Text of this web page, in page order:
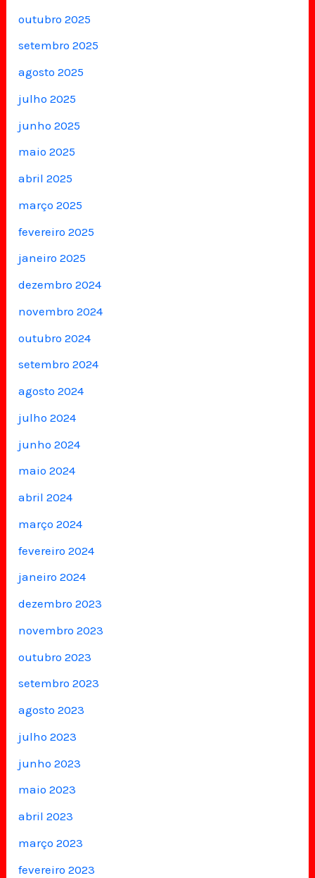
outubro 2025
setembro 2025
agosto 2025
julho 2025
junho 2025
maio 2025
abril 2025
março 2025
fevereiro 2025
janeiro 2025
dezembro 2024
novembro 2024
outubro 2024
setembro 2024
agosto 2024
julho 2024
junho 2024
maio 2024
abril 2024
março 2024
fevereiro 2024
janeiro 2024
dezembro 2023
novembro 2023
outubro 2023
setembro 2023
agosto 2023
julho 2023
junho 2023
maio 2023
abril 2023
março 2023
fevereiro 2023